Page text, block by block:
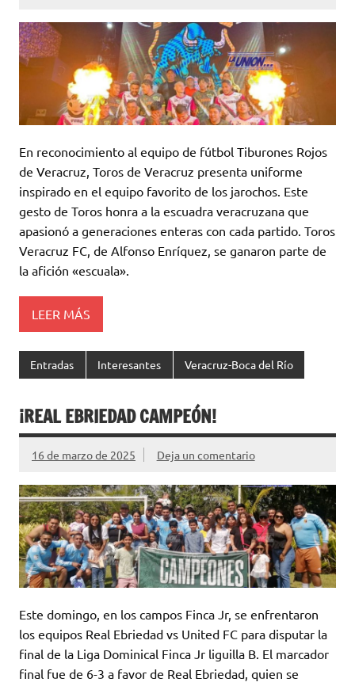
En reconocimiento al equipo de fútbol Tiburones Rojos
de Veracruz, Toros de Veracruz presenta uniforme
inspirado en el equipo favorito de los jarochos. Este
gesto de Toros honra a la escuadra veracruzana que
apasionó a generaciones enteras con cada partido. Toros
Veracruz FC, de Alfonso Enríquez, se ganaron parte de
la afición «escuala».
LEER MÁS
Entradas Interesantes Veracruz-Boca del Río
¡REAL EBRIEDAD CAMPEÓN!
16 de marzo de 2025 Deja un comentario
Este domingo, en los campos Finca Jr, se enfrentaron
los equipos Real Ebriedad vs United FC para disputar la
final de la Liga Dominical Finca Jr liguilla B. El marcador
final fue de 6-3 a favor de Real Ebriedad, quien se